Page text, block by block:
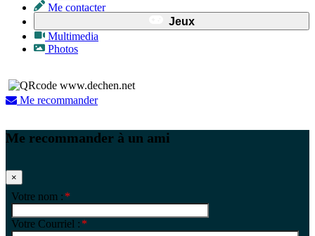
Me contacter
Jeux
Multimedia
Photos
Me recommander
Me recommander à un ami
×